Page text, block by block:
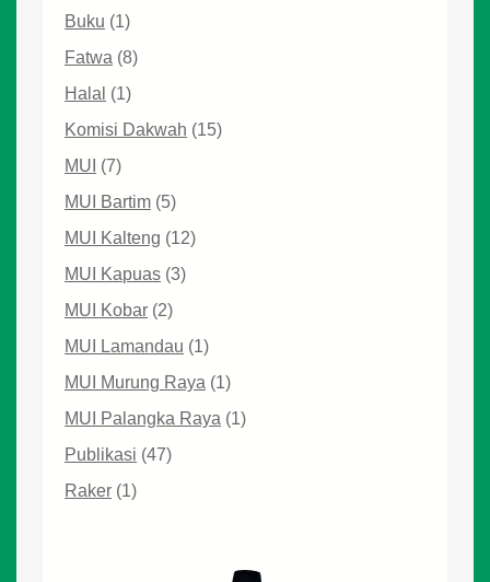
Buku (1)
Fatwa (8)
Halal (1)
Komisi Dakwah (15)
MUI (7)
MUI Bartim (5)
MUI Kalteng (12)
MUI Kapuas (3)
MUI Kobar (2)
MUI Lamandau (1)
MUI Murung Raya (1)
MUI Palangka Raya (1)
Publikasi (47)
Raker (1)